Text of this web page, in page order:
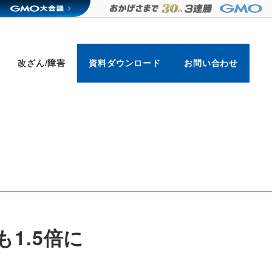
改ざん/障害 資料ダウンロード お問い合わせ
1.5倍に